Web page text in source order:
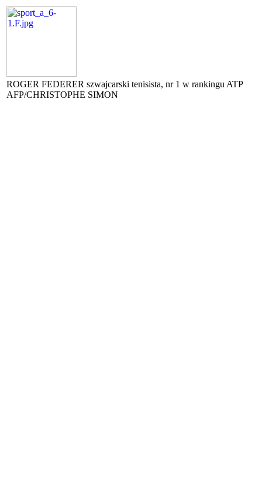
ROGER FEDERER szwajcarski tenisista, nr 1 w rankingu ATP
AFP/CHRISTOPHE SIMON